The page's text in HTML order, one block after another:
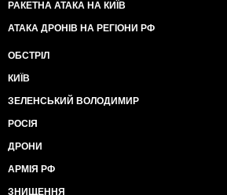
РАКЕТНА АТАКА НА КИЇВ
АТАКА ДРОНІВ НА РЕГІОНИ РФ
ОБСТРІЛ
КИЇВ
ЗЕЛЕНСЬКИЙ ВОЛОДИМИР
РОСІЯ
ДРОНИ
АРМІЯ РФ
ЗНИЩЕННЯ